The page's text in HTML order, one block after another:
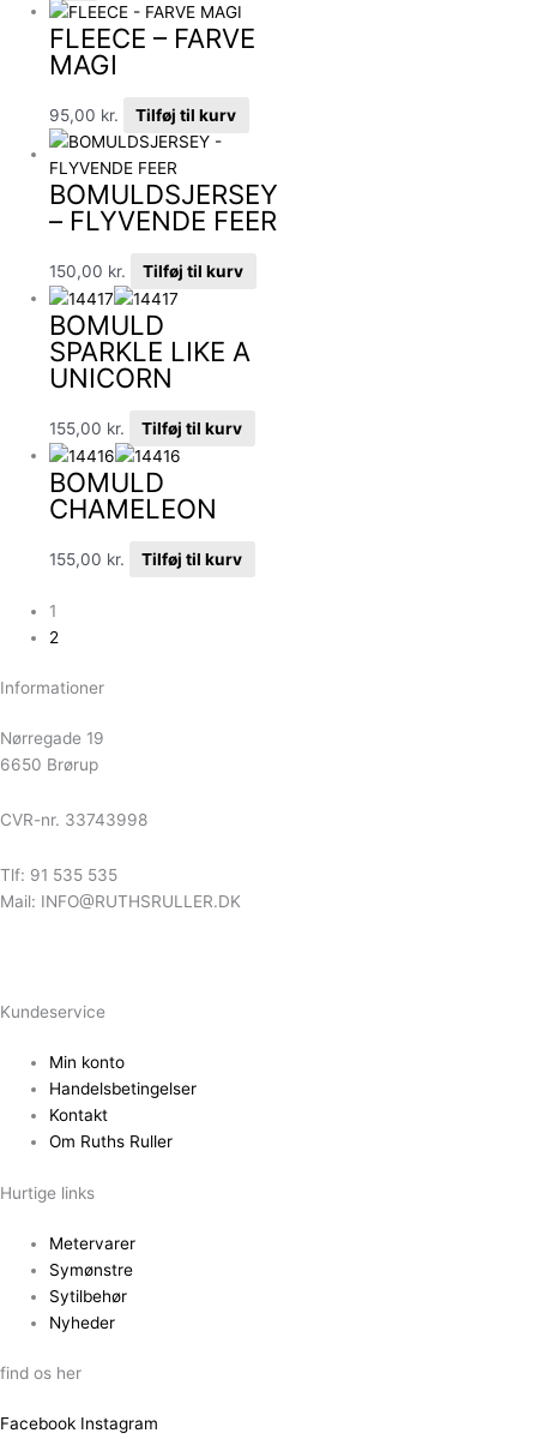
FLEECE – FARVE
MAGI
95,00 kr. Tilføj til kurv
BOMULDSJERSEY
– FLYVENDE FEER
150,00 kr. Tilføj til kurv
BOMULD
SPARKLE LIKE A
UNICORN
155,00 kr. Tilføj til kurv
BOMULD
CHAMELEON
155,00 kr. Tilføj til kurv
1
2
Informationer
Nørregade 19
6650 Brørup
CVR-nr. 33743998
Tlf: 91 535 535
Mail: INFO@RUTHSRULLER.DK
Kundeservice
Min konto
Handelsbetingelser
Kontakt
Om Ruths Ruller
Hurtige links
Metervarer
Symønstre
Sytilbehør
Nyheder
find os her
Facebook Instagram